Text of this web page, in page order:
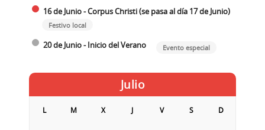
16 de Junio - Corpus Christi (se pasa al día 17 de Junio)
Festivo local
20 de Junio - Inicio del Verano Evento especial
Julio
L M X J V S D